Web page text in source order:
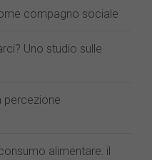
compagno sociale
Uno studio sulle
percezione
alimentare: il